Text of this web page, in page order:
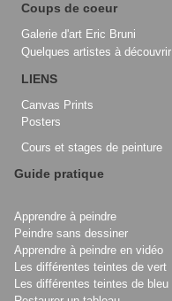
Coups de coeur
Galerie d'art Eric Bruni
Quelques artistes à découvrir
LIENS
Canvas Prints
Posters
Cours et stages de peinture
Guide pratique
Apprendre à peindre
Peindre sans dessiner
Apprendre à peindre en vidéo
Les différentes teintes de vert
Les différentes teintes de bleu